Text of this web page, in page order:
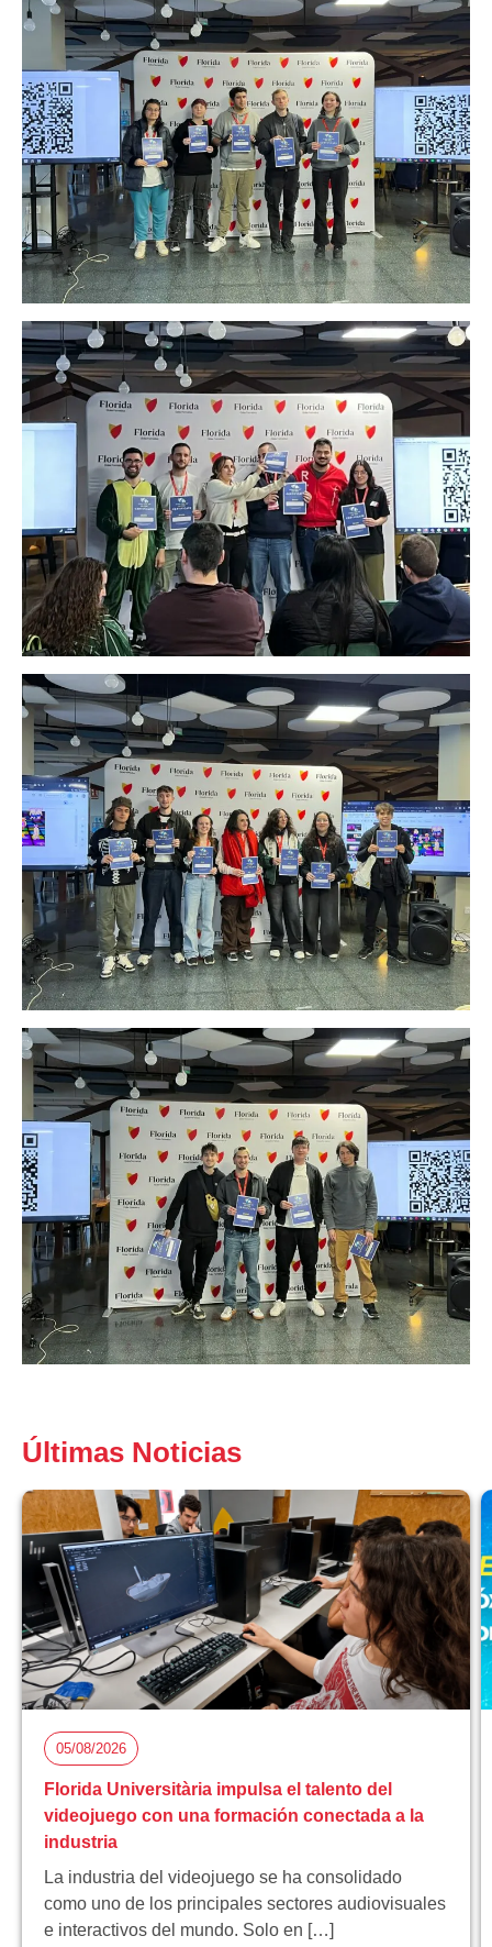
Últimas Noticias
05/08/2026
Florida Universitària impulsa el talento del
videojuego con una formación conectada a la
industria
La industria del videojuego se ha consolidado
como uno de los principales sectores audiovisuales
e interactivos del mundo. Solo en […]